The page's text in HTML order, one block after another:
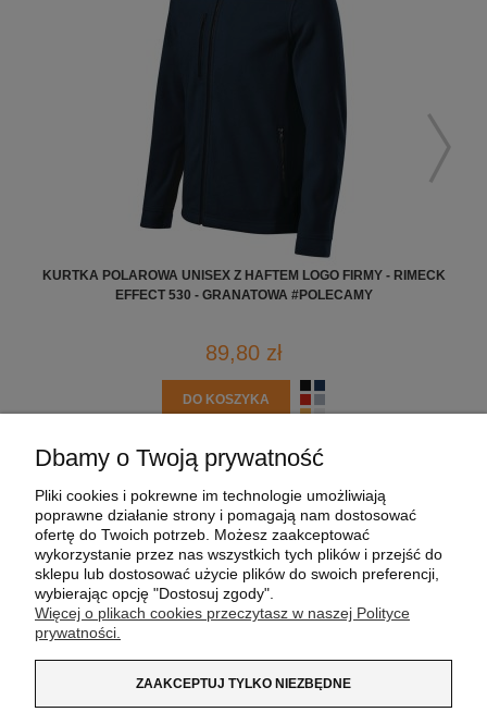
KURTKA POLAROWA UNISEX Z HAFTEM LOGO FIRMY - RIMECK
EFFECT 530 - GRANATOWA #POLECAMY
89,80 zł
DO KOSZYKA
MOJE KONTO
PŁATNOŚCI I DOSTAWA
O NAS
Dbamy o Twoją prywatność
Pliki cookies i pokrewne im technologie umożliwiają
poprawne działanie strony i pomagają nam dostosować
ofertę do Twoich potrzeb. Możesz zaakceptować
wykorzystanie przez nas wszystkich tych plików i przejść do
sklepu lub dostosować użycie plików do swoich preferencji,
wybierając opcję "Dostosuj zgody".
Więcej o plikach cookies przeczytasz w naszej Polityce
prywatności.
ZAAKCEPTUJ TYLKO NIEZBĘDNE